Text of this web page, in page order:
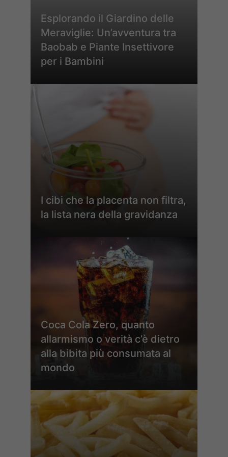
Esplorando il Giardino delle
Meraviglie: Un’avventura tra
Baobab e Piante Insettivore
per i Bambini
I cibi che la placenta non filtra,
la lista nera della gravidanza
Coca Cola Zero, quanto
allarmismo o verità c’è dietro
alla bibita più consumata al
mondo